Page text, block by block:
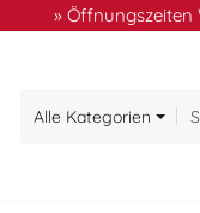
»
Alle Kategorien